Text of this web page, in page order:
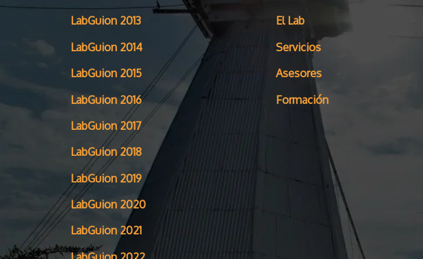
LabGuion 2013
LabGuion 2014
LabGuion 2015
LabGuion 2016
LabGuion 2017
LabGuion 2018
LabGuion 2019
LabGuion 2020
LabGuion 2021
El Lab
Servicios
Asesores
Formación